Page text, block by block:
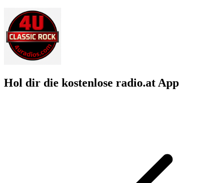
Hol dir die kostenlose radio.at App